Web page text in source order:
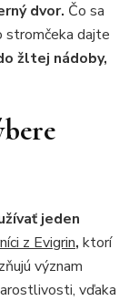
dvor. Čo sa
stromčeka dajte
žltej nádoby,
jeden
z Evigrin, ktorí
význam
vďaka